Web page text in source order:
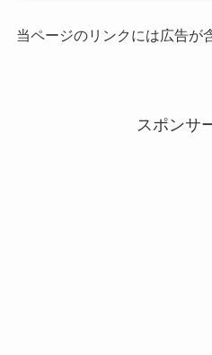
当ページのリンクには広告が
スポンサ